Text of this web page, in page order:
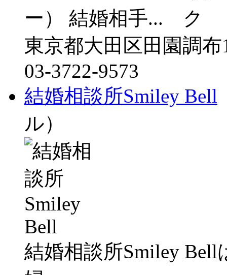
ー） 結婚相手...
東京都大田区田園調布
03-3722-9573
結婚相談所Smiley Bell
ル）
結婚相談所Smiley